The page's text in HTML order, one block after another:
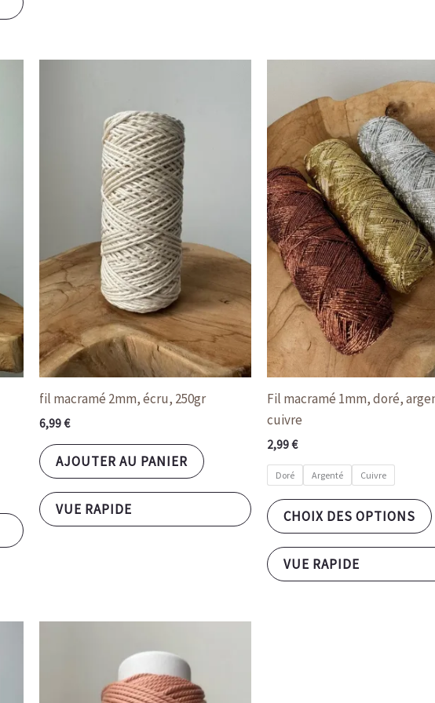
fil macramé 2mm, écru, 250gr
6,99€
AJOUTER AU PANIER
VUE RAPIDE
Fil macramé 1mm, doré,
cuivre
2,99€
Doré Argenté Cuivre
CHOIX DES OPTIONS
VUE RAPIDE